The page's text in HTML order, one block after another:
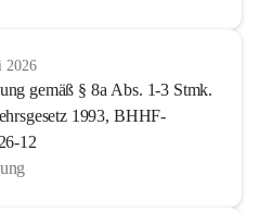
2026
gemäß § 8a Abs. 1-3 Stmk.
1993, BHHF-
12